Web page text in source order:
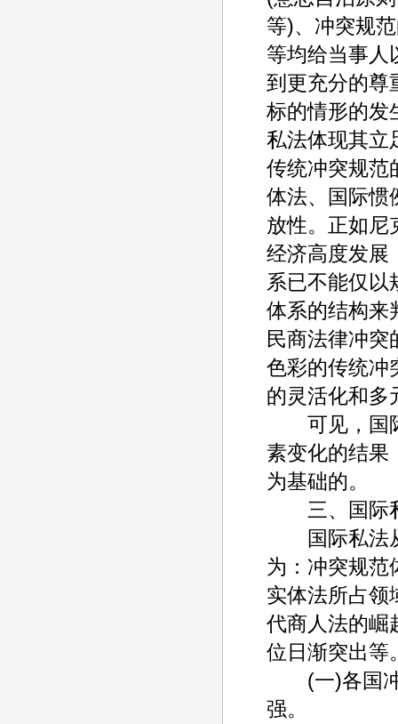
等)、冲突规
等均给当事人
到更充分的尊
标的情形的发
私法体现其立
传统冲突规范
体法、国际惯
放性。正如尼
经济高度发展
系已不能仅以
体系的结构来
民商法律冲突
色彩的传统冲
的灵活化和多
可见，国际
素变化的结果
为基础的。
三、国际私
国际私法从
为：冲突规范
实体法所占领
代商人法的崛
位日渐突出等
(一)各国冲
强。